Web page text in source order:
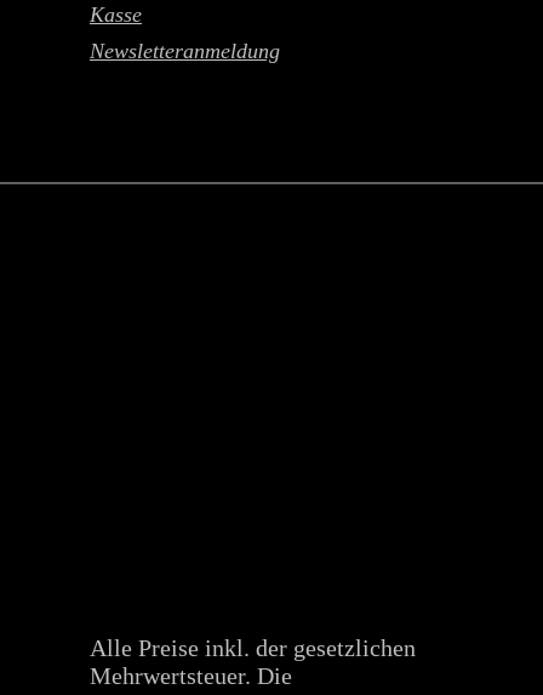
Kasse
Newsletteranmeldung
Alle Preise inkl. der gesetzlichen
Mehrwertsteuer. Die